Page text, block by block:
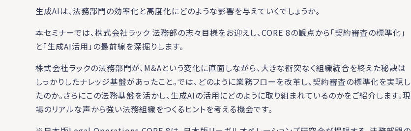
生成AIは、法務部門の効率化と高度化にどのような影響を与えていくでしょうか。
本セミナーでは、株式会社ラック 法務部の志々目様をお迎えし、CORE 8の観点から「契約審査の標準化」
と「生成AI活用」の最前線を深掘りします。
株式会社ラックの法務部門が、M&Aという変化に直面しながら、大きな衝突なく組織統合を終えた秘訣は
しっかりしたナレッジ基盤があったこと。では、どのように業務フローを改革し、契約審査の標準化を実現し
たのか。さらにこの法務基盤を活かし、生成AIの活用にどのように取り組まれているのかをご紹介します。現
場のリアルな声から強い法務組織をつくるヒントを考える機会です。